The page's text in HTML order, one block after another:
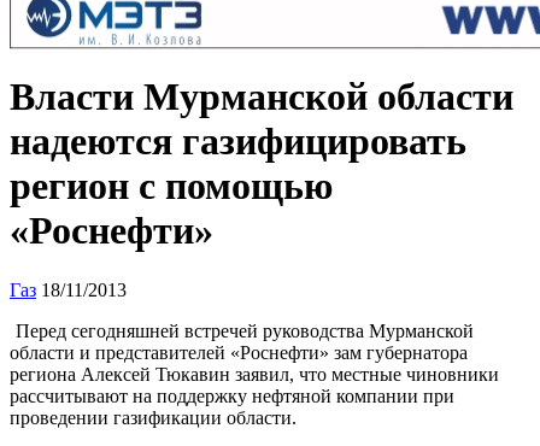
Власти Мурманской области
надеются газифицировать
регион с помощью
«Роснефти»
Газ 18/11/2013
Перед сегодняшней встречей руководства Мурманской
области и представителей «Роснефти» зам губернатора
региона Алексей Тюкавин заявил, что местные чиновники
рассчитывают на поддержку нефтяной компании при
проведении газификации области.